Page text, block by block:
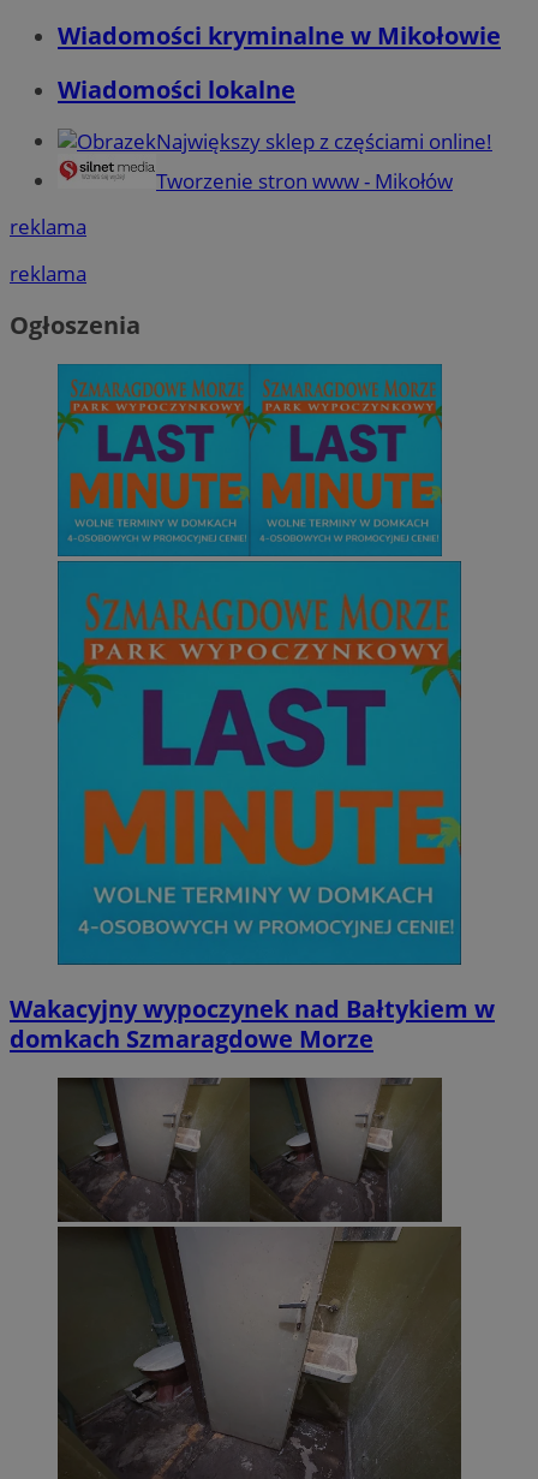
Wiadomości kryminalne w Mikołowie
Wiadomości lokalne
Największy sklep z częściami online!
Tworzenie stron www - Mikołów
reklama
reklama
Ogłoszenia
Wakacyjny wypoczynek nad Bałtykiem w
domkach Szmaragdowe Morze